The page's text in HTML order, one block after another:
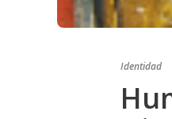
Identidad